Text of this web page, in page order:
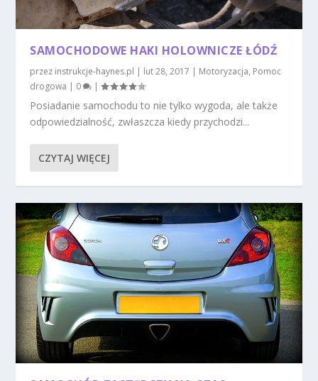
SAMOCHODOWE HAKI HOLOWNICZE ŁÓDŹ
przez instrukcje-haynes.pl | lut 28, 2017 | Motoryzacja, Pomoc
drogowa | 0 |
Posiadanie samochodu to nie tylko wygoda, ale także
odpowiedzialność, zwłaszcza kiedy przychodzi...
CZYTAJ WIĘCEJ